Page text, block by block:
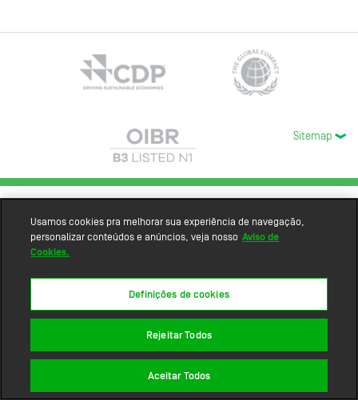
Sitemap
Usamos cookies pra melhorar sua experiência de navegação,
personalizar conteúdos e anúncios, veja nosso Aviso de
Cookies.
Definições de cookies
Rejeitar Todos
Aceitar Todos